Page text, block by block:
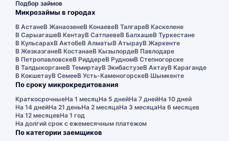
Подбор займов
Микрозаймы в городах
В АстанеВ ЖанаозенеВ КонаевеВ ТалгареВ Каскелене
В СарыагашеВ КентауВ СатпаевеВ БалхашеВ Туркестане
В КульсарахВ АктобеВ АлматыВ АтырауВ Жаркенте
В ЖезказганеВ КостанаеВ КызылордеВ Павлодаре
В ПетропавловскеВ РиддереВ РудномВ Степногорске
В ТалдыкорганеВ ТемиртауВ ЭкибастузеВ АктауВ Караганде
В КокшетауВ СемееВ Усть-КаменогорскеВ Шымкенте
По сроку микрокредитования
КраткосрочныеНа 1 месяцНа 5 днейНа 7 днейНа 10 дней
На 14 днейНа 21 деньНа 2 месяцаНа 3 месяцаНа 6 месяцев
На 12 месяцевНа 1 год
На долгий срок с ежемесячным платежом
По категории заемщиков